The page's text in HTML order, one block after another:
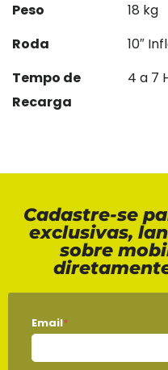
Peso
18 kg
Roda
10″
Tempo de
Recarga
4 a 7
Cadastre-se
exclusivas,
sobre
Email*